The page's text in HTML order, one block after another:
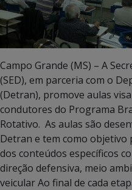
Campo Grande (MS) – A
(SED), em parceria com o
(Detran), promove aulas
condutores do Programa
Rotativo. As aulas são
Detran e tem como
dos conteúdos específicos
direção defensiva, meio
veicular Ao final de cada